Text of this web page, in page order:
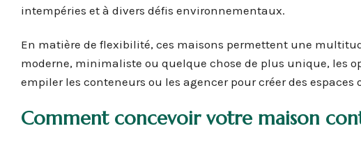
intempéries et à divers défis environnementaux.
En matière de flexibilité, ces maisons permettent une
moderne, minimaliste ou quelque chose de plus unique, les
empiler les conteneurs ou les agencer pour créer des
Comment concevoir votre maison